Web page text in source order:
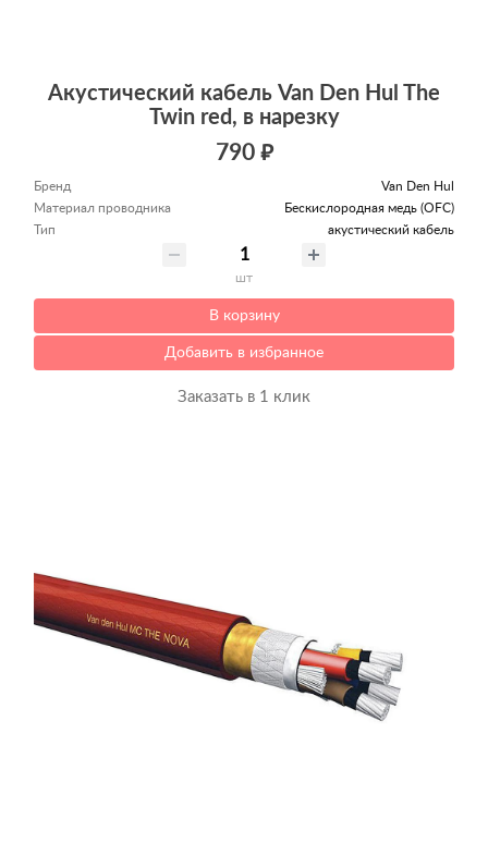
Акустический кабель Van Den Hul The
Twin red, в нарезку
790 ₽
Бренд
Van Den Hul
Материал проводника
Беcкислородная медь (OFC)
Тип
акустический кабель
шт
В корзину
Добавить в избранное
Заказать в 1 клик